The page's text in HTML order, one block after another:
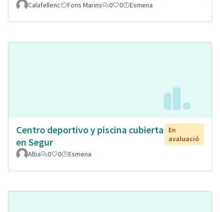
Calafellenc
Fons Marins 0 0 Esmena
Centro deportivo y piscina cubierta
en Segur
En
avaluació
Alba
0 0 Esmena